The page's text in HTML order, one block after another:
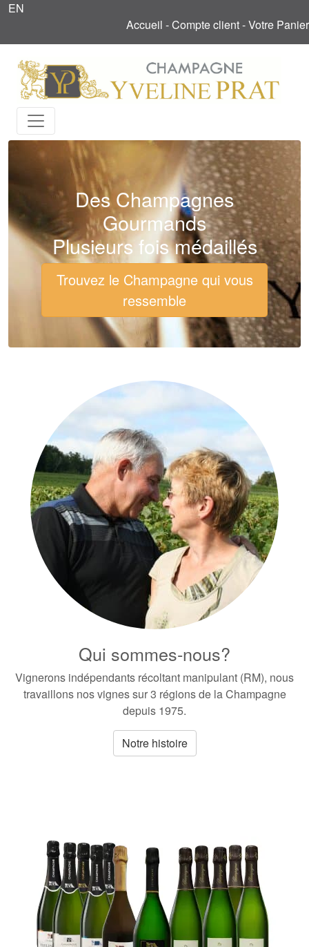
EN
Accueil -Compte client-Votre Panier
Des Champagnes
Gourmands
Plusieurs fois médaillés
Trouvez le Champagne qui vous
ressemble
Qui sommes-nous?
Vignerons indépendants récoltant manipulant (RM), nous
travaillons nos vignes sur 3 régions de la Champagne
depuis 1975.
Notre histoire